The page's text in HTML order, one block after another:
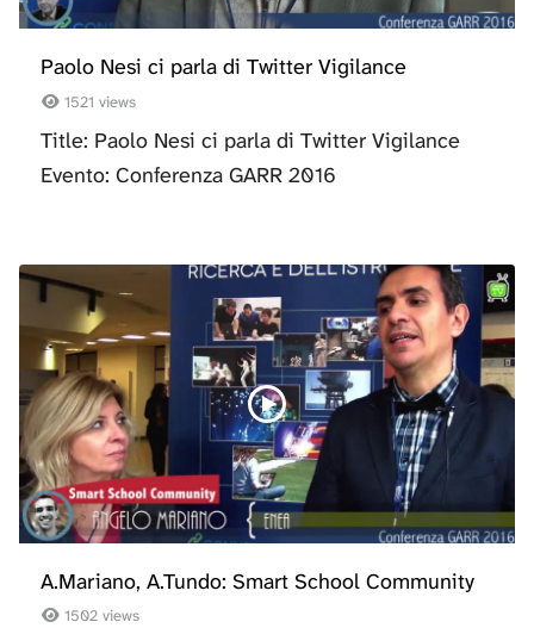
Paolo Nesi ci parla di Twitter Vigilance
1521 views
Title: Paolo Nesi ci parla di Twitter Vigilance
Evento: Conferenza GARR 2016
A.Mariano, A.Tundo: Smart School Community
1502 views